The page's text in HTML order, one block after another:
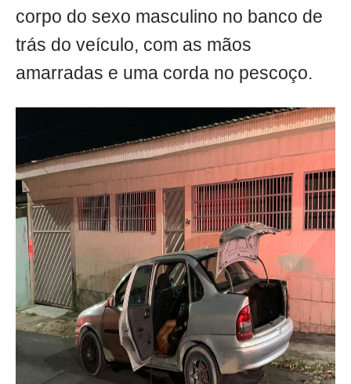
corpo do sexo masculino no banco de
trás do veículo, com as mãos
amarradas e uma corda no pescoço.